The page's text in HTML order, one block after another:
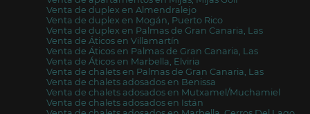
Venta de duplex en Almendralejo
Venta de duplex en Mogán, Puerto Rico
Venta de duplex en Palmas de Gran Canaria, Las
Venta de Áticos en Villamartín
Venta de Áticos en Palmas de Gran Canaria, Las
Venta de Áticos en Marbella, Elviria
Venta de chalets en Palmas de Gran Canaria, Las
Venta de chalets adosados en Benissa
Venta de chalets adosados en Mutxamel/Muchamiel
Venta de chalets adosados en Istán